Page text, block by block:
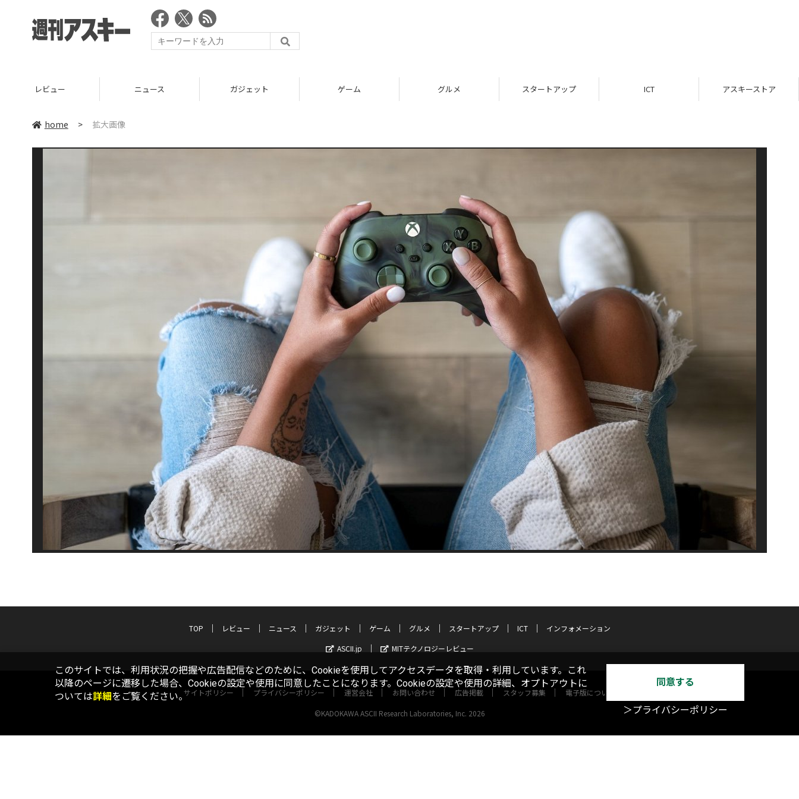
レビュー ニュース ガジェット ゲーム グルメ スタートアップ ICT アスキーストア
home > 拡大画像
TOP レビュー ニュース ガジェット ゲーム グルメ スタートアップ ICT
インフォメーション
ASCII.jp
MITテクノロジーレビュー
サイトポリシー プライバシーポリシー 運営会社 お問い合わせ 広告掲載 スタッフ募集 電子版について
©KADOKAWA ASCII Research Laboratories, Inc. 2026
このサイトでは、利用状況の把握や広告配信などのために、Cookieを使用してアクセスデータを取得・利用しています。これ
以降のページに遷移した場合、Cookieの設定や使用に同意したことになります。Cookieの設定や使用の詳細、オプトアウトに
ついては詳細をご覧ください。
同意する
＞プライバシーポリシー